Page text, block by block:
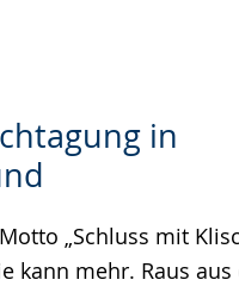
in
„Schluss mit
kann mehr. Raus aus